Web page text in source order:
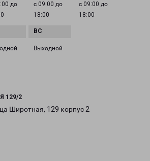
до
с 09:00 до
18:00
с 09:00 до
18:00
Выходной
129/2
Широтная, 129 корпус 2